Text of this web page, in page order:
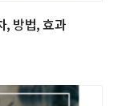
, 방법, 효과